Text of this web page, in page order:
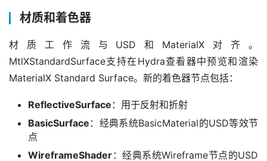
材质和着色器
材质工作流与USD和MaterialX对齐。
MtlXStandardSurface支持在Hydra查看器中预览和渲染
MaterialX Standard Surface。新的着色器节点包括：
ReflectiveSurface ：用于反射和折射
BasicSurface ：经典系统BasicMaterial的USD等效节
点
WireframeShader ：经典系统Wireframe节点的USD